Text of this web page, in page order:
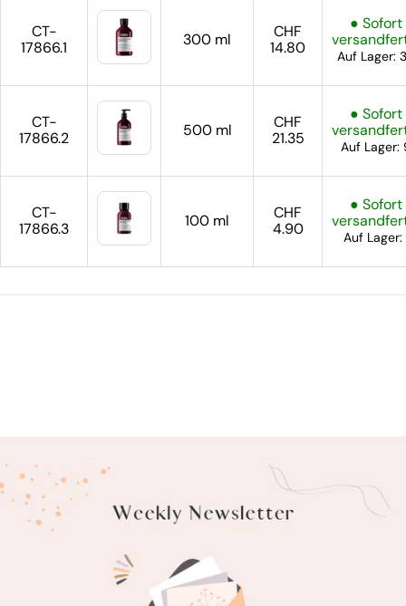
CT-
17866.1
300 ml
CHF
14.80
● Sofort
Auf Lager:
CT-
17866.2
500 ml
CHF
21.35
● Sofort
Auf Lager:
CT-
17866.3
100 ml
CHF
4.90
● Sofort
Auf Lager: